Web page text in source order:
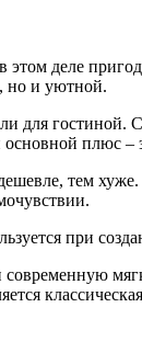
этом деле
но и уютной.
для
плюс –
тем
при
современную